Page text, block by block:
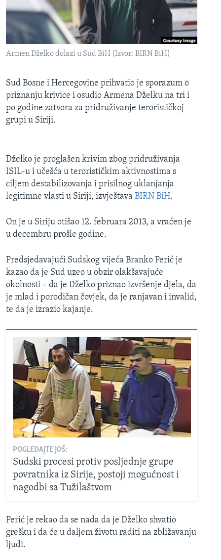
MAGAZIN
O GLASU AMERIKE
Learning English
PRATITE NAS
Jezici
Armen Dželko dolazi u Sud BiH (Izvor: BIRN BiH)
Sud Bosne i Hercegovine prihvatio je sporazum o
priznanju krivice i osudio Armena Dželku na tri i
po godine zatvora za pridruživanje terorističkoj
grupi u Siriji.
Dželko je proglašen krivim zbog pridruživanja
ISIL-u i učešća u terorističkim aktivnostima s
ciljem destabilizovanja i prisilnog uklanjanja
legitimne vlasti u Siriji, izvještava BIRN BiH.
On je u Siriju otišao 12. februara 2013, a vraćen je
u decembru prošle godine.
Predsjedavajući Sudskog vijeća Branko Perić je
kazao da je Sud uzeo u obzir olakšavajuće
okolnosti – da je Dželko priznao izvršenje djela, da
je mlad i porodičan čovjek, da je ranjavan i invalid,
te da je izrazio kajanje.
POGLEDAJTE JOŠ:
Sudski procesi protiv posljednje grupe
povratnika iz Sirije, postoji mogućnost i
nagodbi sa Tužilaštvom
Perić je rekao da se nada da je Dželko shvatio
grešku i da će u daljem životu raditi na zbližavanju
ljudi.